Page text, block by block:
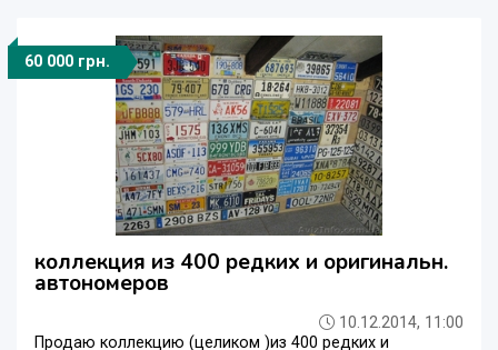
60 000 грн.
коллекция из 400 редких и оригинальн.
автономеров
10.12.2014, 11:00
Продаю коллекцию (целиком )из 400 редких и